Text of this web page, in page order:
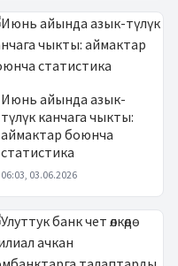
Июнь айында азык-
түлүк канчага чыкты:
аймактар боюнча
статистика
06:03, 03.06.2026